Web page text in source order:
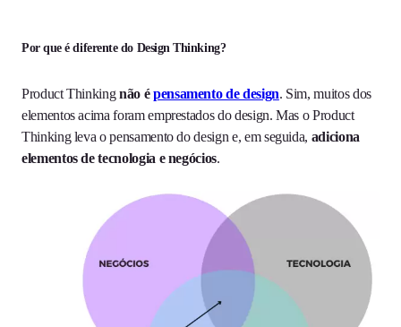
Por que é diferente do Design Thinking?
Product Thinkingnão épensamento de design. Sim, muitos dos
elementos acima foram emprestados do design. Mas o Product
Thinking leva o pensamento do design e, em seguida, adiciona
elementos de tecnologia e negócios.